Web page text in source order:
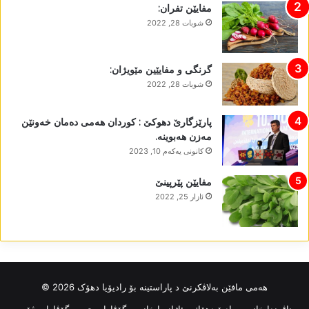
مفایێن تفران:
شوبات 28, 2022
گرنگی و مفایێین مێویژان:
شوبات 28, 2022
پارێزگارێ دھوکێ : کوردان ھەمی دەمان خەونێن
مەزن ھەبوینە.
كانونی یه‌كه‌م 10, 2023
مفایێن پێرپینێ
ئازار 25, 2022
ھەمی مافێن بەلاڤکرنێ د پاراستینە بۆ رادیۆیا دھۆک 2026 ©